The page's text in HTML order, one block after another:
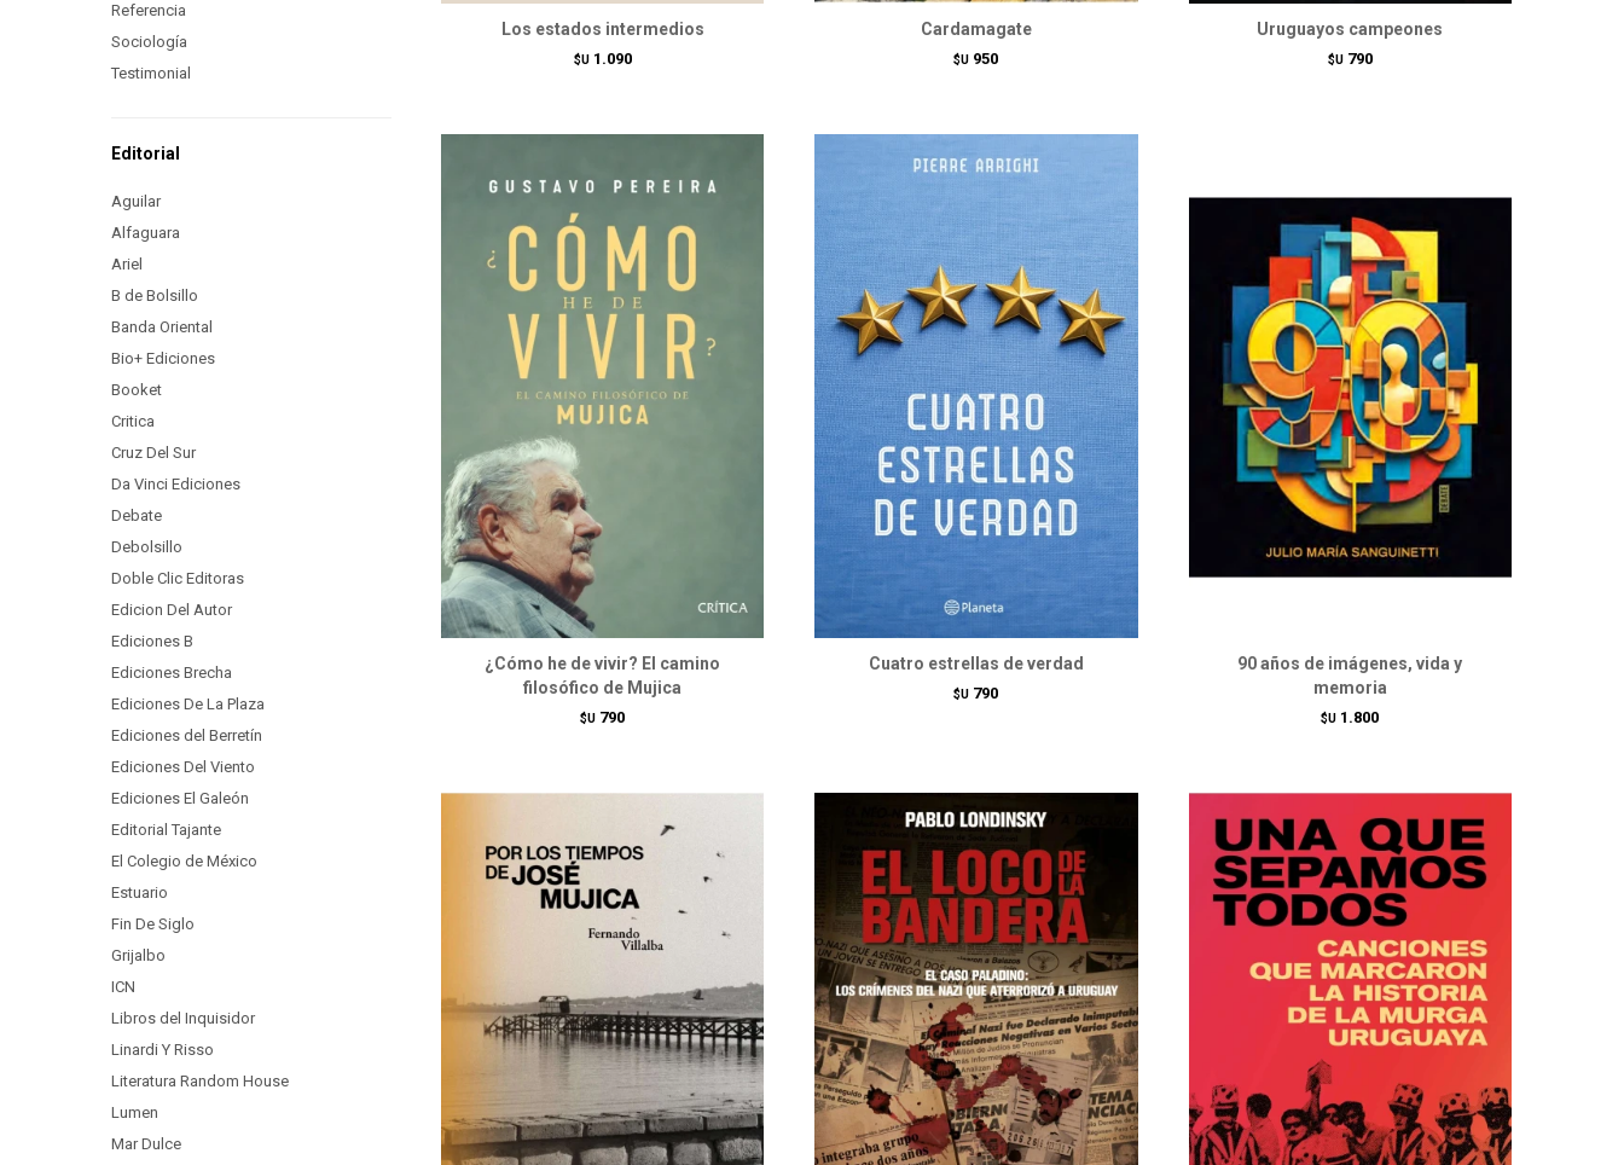
Los estados intermedios
$U 1.090
Cardamagate
$U 950
Uruguayos campeones
$U 790
¿Cómo he de vivir? El camino
filosófico de Mujica
$U 790
Cuatro estrellas de verdad
$U 790
90 años de imágenes, vida y
memoria
$U 1.800
Referencia
Sociología
Testimonial
Editorial
Aguilar
Alfaguara
Ariel
B de Bolsillo
Banda Oriental
Bio+ Ediciones
Booket
Critica
Cruz Del Sur
Da Vinci Ediciones
Debate
Debolsillo
Doble Clic Editoras
Edicion Del Autor
Ediciones B
Ediciones Brecha
Ediciones De La Plaza
Ediciones del Berretín
Ediciones Del Viento
Ediciones El Galeón
Editorial Tajante
El Colegio de México
Estuario
Fin De Siglo
Grijalbo
ICN
Libros del Inquisidor
Linardi Y Risso
Literatura Random House
Lumen
Mar Dulce